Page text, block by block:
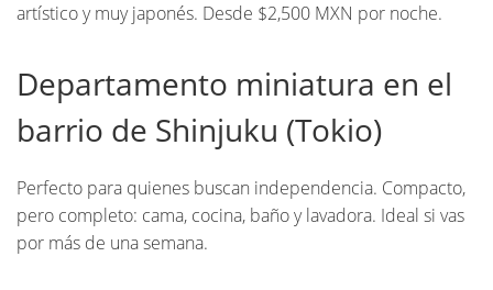
artístico y muy japonés. Desde $2,500 MXN por noche.
Departamento miniatura en el
barrio de Shinjuku (Tokio)
Perfecto para quienes buscan independencia. Compacto,
pero completo: cama, cocina, baño y lavadora. Ideal si vas
por más de una semana.